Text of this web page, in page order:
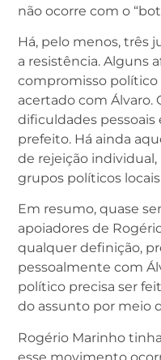
não ocorre com o
Há, pelo menos, três
a resistência. Alguns
compromisso político
acertado com Álvaro.
dificuldades pessoais
prefeito. Há ainda
de rejeição
grupos políticos
Em resumo, quase
apoiadores de
qualquer definição,
pessoalmente com
político precisa ser
do assunto por meio
Rogério Marinho